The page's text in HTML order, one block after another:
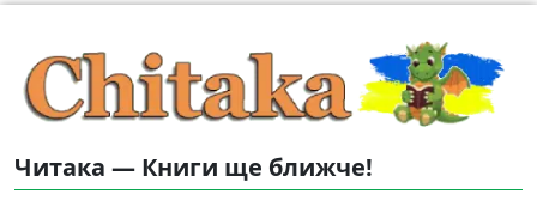
Читака — Книги ще ближче!